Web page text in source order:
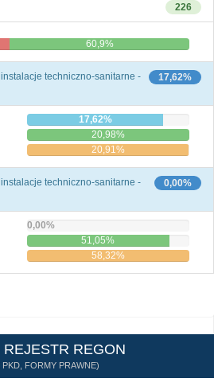
226
60,9%
17,62%
techniczno-sanitarne -
17,62%
20,98%
20,91%
0,00%
techniczno-sanitarne -
0,00%
51,05%
58,32%
REJESTR REGON
FORMY PRAWNE)